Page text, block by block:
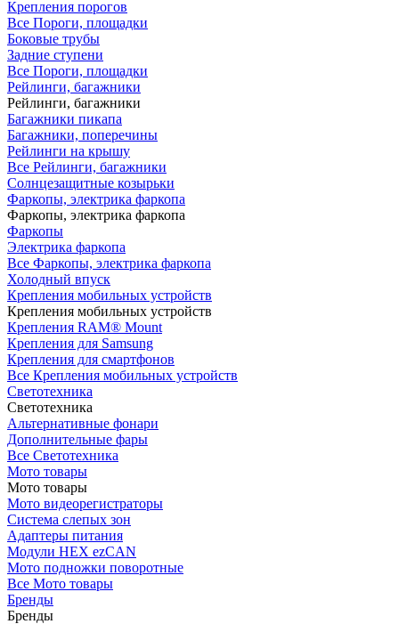
Крепления порогов
Все Пороги, площадки
Боковые трубы
Задние ступени
Все Пороги, площадки
Рейлинги, багажники
Рейлинги, багажники
Багажники пикапа
Багажники, поперечины
Рейлинги на крышу
Все Рейлинги, багажники
Солнцезащитные козырьки
Фаркопы, электрика фаркопа
Фаркопы, электрика фаркопа
Фаркопы
Электрика фаркопа
Все Фаркопы, электрика фаркопа
Холодный впуск
Крепления мобильных устройств
Крепления мобильных устройств
Крепления RAM® Mount
Крепления для Samsung
Крепления для смартфонов
Все Крепления мобильных устройств
Светотехника
Светотехника
Альтернативные фонари
Дополнительные фары
Все Светотехника
Мото товары
Мото товары
Мото видеорегистраторы
Система слепых зон
Адаптеры питания
Модули HEX ezCAN
Мото подножки поворотные
Все Мото товары
Бренды
Бренды